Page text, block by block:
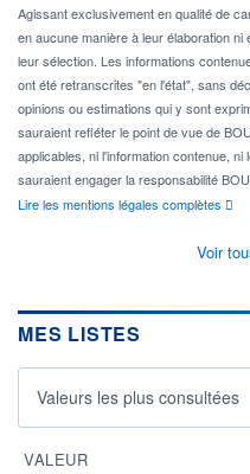
Agissant exclusivement en qualité de
en aucune manière à leur élaboration
leur sélection. Les informations
ont été retranscrites "en l'état", sans
opinions ou estimations qui y sont
sauraient refléter le point de vue de
applicables, ni l'information contenue,
sauraient engager la responsabilité
Lire les mentions légales complètes
Voir
MES LISTES
Valeurs les plus consultées
VALEUR